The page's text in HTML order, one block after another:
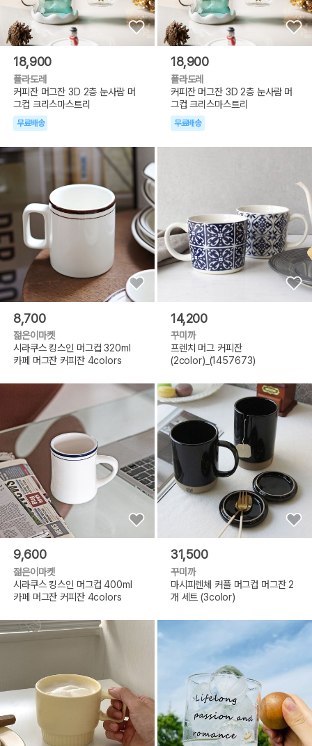
18,900
폴라도레
커피잔 머그잔 3D 2층 눈사람 머
그컵 크리스마스트리
무료배송
18,900
폴라도레
커피잔 머그잔 3D 2층 눈사람 머
그컵 크리스마스트리
무료배송
8,700
젊은이마켓
시라쿠스 킹스인 머그컵 320ml
카페 머그잔 커피잔 4colors
14,200
꾸미까
프렌치 머그 커피잔
(2color)_(1457673)
9,600
젊은이마켓
시라쿠스 킹스인 머그컵 400ml
카페 머그잔 커피잔 4colors
31,500
꾸미까
마시피렌체 커플 머그컵 머그잔 2
개 세트 (3color)